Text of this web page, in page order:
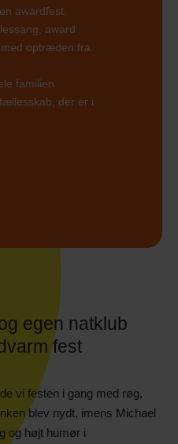
awardfest.
award
optræden fra
familien
der er i
egen natklub
fest
vi festen i gang med røg,
blev nydt, imens Michael
og højt humør i